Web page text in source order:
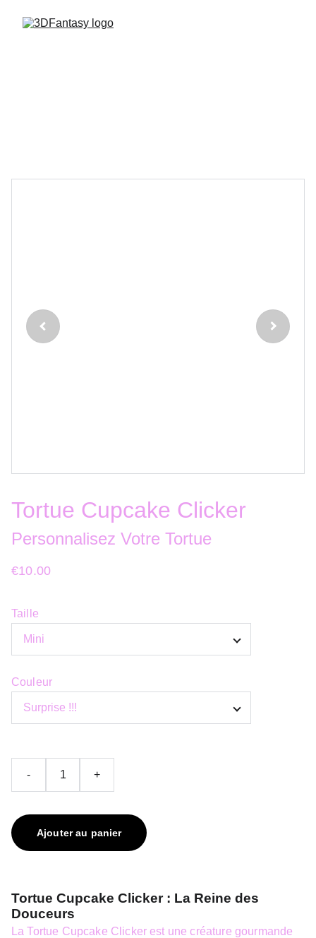
Tortue Cupcake Clicker
Personnalisez Votre Tortue
€10.00
Taille
Couleur
- +
Ajouter au panier
Tortue Cupcake Clicker : La Reine des
Douceurs
La Tortue Cupcake Clicker est une créature gourmande